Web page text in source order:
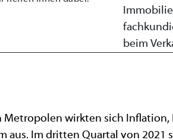
wirkten sich Inflation,
aus. Im dritten Quartal von 2021